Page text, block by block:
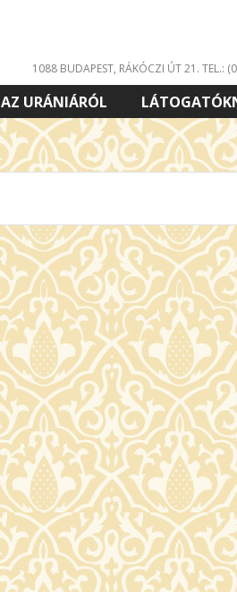
1088 BUDAPEST, RÁKÓCZI ÚT 21. TEL.:
AZ URÁNIÁRÓL